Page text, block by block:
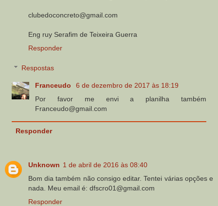
clubedoconcreto@gmail.com
Eng ruy Serafim de Teixeira Guerra
Responder
Respostas
Franceudo
6 de dezembro de 2017 às 18:19
Por favor me envi a planilha também
Franceudo@gmail.com
Responder
Unknown 1 de abril de 2016 às 08:40
Bom dia também não consigo editar. Tentei várias opções e
nada. Meu email é: dfscro01@gmail.com
Responder